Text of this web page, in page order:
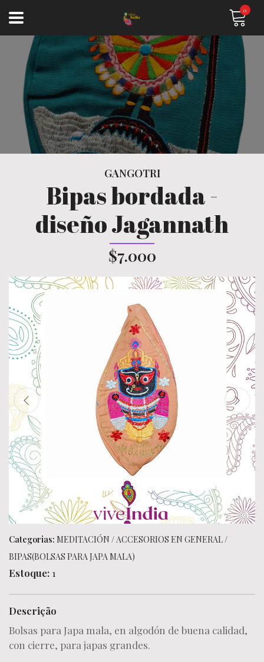
0
GANGOTRI
Bipas bordada -
diseño Jagannath
$7.000
Categorias: MEDITACIÓN /ACCESORIOS EN GENERAL/
BIPAS(BOLSAS PARA JAPA MALA)
Estoque: 1
Descrição
Bolsas para Japa mala, en algodón de buena calidad,
con cierre, para japas grandes.